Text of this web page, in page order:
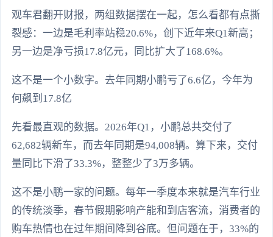
观车君翻开财报，两组数据摆在一起，怎么看都有点撕
裂感：一边是毛利率站稳20.6%，创下近年来Q1新高；
另一边是净亏损17.8亿元，同比扩大了168.6%。
这不是一个小数字。去年同期小鹏亏了6.6亿，今年为
何飙到17.8亿
先看最直观的数据。2026年Q1，小鹏总共交付了
62,682辆新车，而去年同期是94,008辆。算下来，交付
量同比下滑了33.3%，整整少了3万多辆。
这不是小鹏一家的问题。每年一季度本来就是汽车行业
的传统淡季，春节假期影响产能和到店客流，消费者的
购车热情也在过年期间降到谷底。但问题在于，33%的